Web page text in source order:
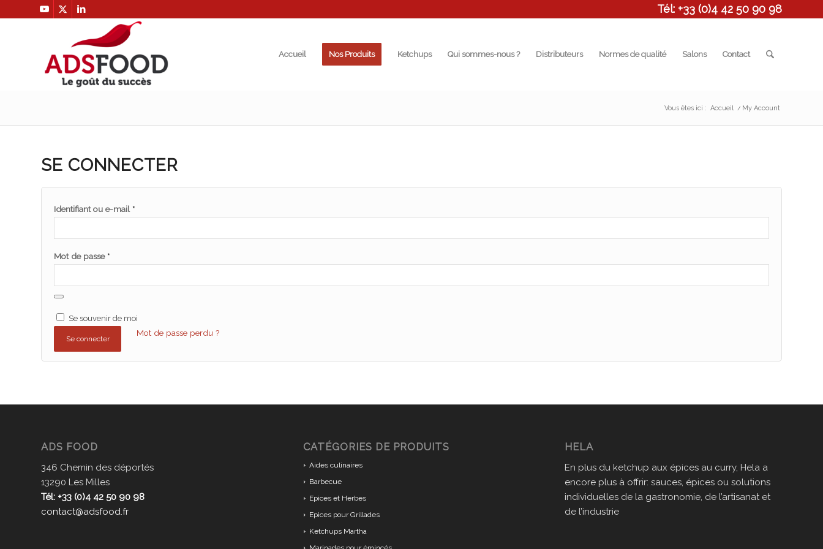
Tél: +33 (0)4 42 50 90 98
Accueil Nos Produits Ketchups Qui sommes-nous ? Distributeurs Normes de qualité Salons Contact
Vous êtes ici : Accueil / My Account
SE CONNECTER
Identifiant ou e-mail *
Mot de passe *
Se souvenir de moi
Se connecter
Mot de passe perdu ?
ADS FOOD
346 Chemin des déportés
13290 Les Milles
Tél: +33 (0)4 42 50 90 98
contact@adsfood.fr
CATÉGORIES DE PRODUITS
Aides culinaires
Barbecue
Epices et Herbes
Epices pour Grillades
Ketchups Martha
HELA
En plus du ketchup aux épices au curry, Hela a
encore plus à offrir: sauces, épices ou solutions
individuelles de la gastronomie, de l’artisanat et
de l’industrie